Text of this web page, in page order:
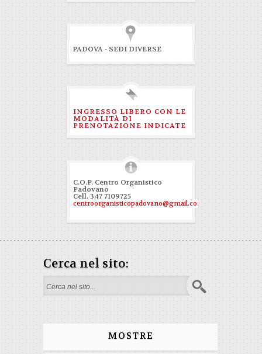
PADOVA - SEDI DIVERSE
INGRESSO LIBERO CON LE
MODALITÀ DI
PRENOTAZIONE INDICATE
C.O.P. Centro Organistico
Padovano
Cell. 347 7109725
centroorganisticopadovano@gmail.com
Cerca nel sito:
Form di ricerca
MOSTRE